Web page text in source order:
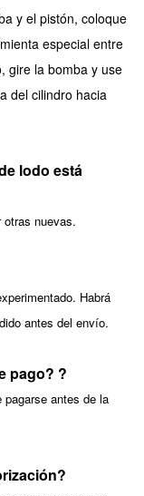
y el pistón, coloque
especial entre
gire la bomba y use
del cilindro hacia
lodo está
nuevas.
Habrá
antes del envío.
pago? ?
antes de la